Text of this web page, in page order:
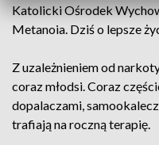
Katolicki Ośrodek
Metanoia. Dziś o lepsze
Z uzależnieniem od
coraz młodsi. Coraz
dopalaczami,
trafiają na roczną terapię.